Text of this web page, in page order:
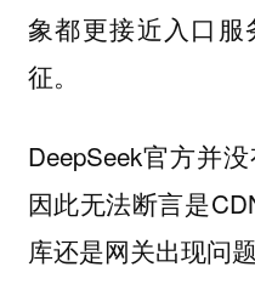
象都更接近入口
征。
DeepSeek官方并
因此无法断言是
库还是网关出现问题